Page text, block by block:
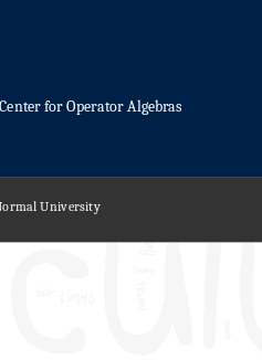
for Operator Algebras
University